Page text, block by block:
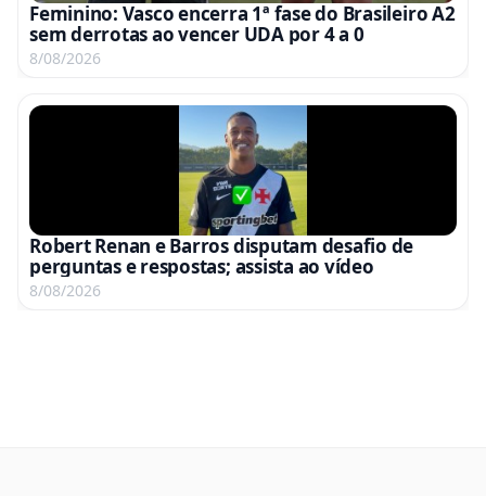
Feminino: Vasco encerra 1ª fase do Brasileiro A2
sem derrotas ao vencer UDA por 4 a 0
8/08/2026
Robert Renan e Barros disputam desafio de
perguntas e respostas; assista ao vídeo
8/08/2026